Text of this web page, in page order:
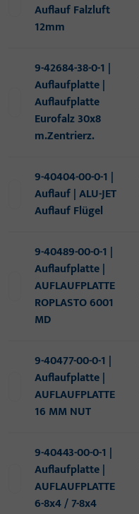
Auflauf Falzluft
12mm
9-42684-38-0-1 |
Auflaufplatte |
Auflaufplatte
Eurofalz 30x8
m.Zentrierz.
9-40404-00-0-1 |
Auflauf | ALU-JET
Auflauf Flügel
9-40489-00-0-1 |
Auflaufplatte |
AUFLAUFPLATTE
ROPLASTO 6001
MD
9-40477-00-0-1 |
Auflaufplatte |
AUFLAUFPLATTE
16 MM NUT
9-40443-00-0-1 |
Auflaufplatte |
AUFLAUFPLATTE
6-8x4 / 7-8x4